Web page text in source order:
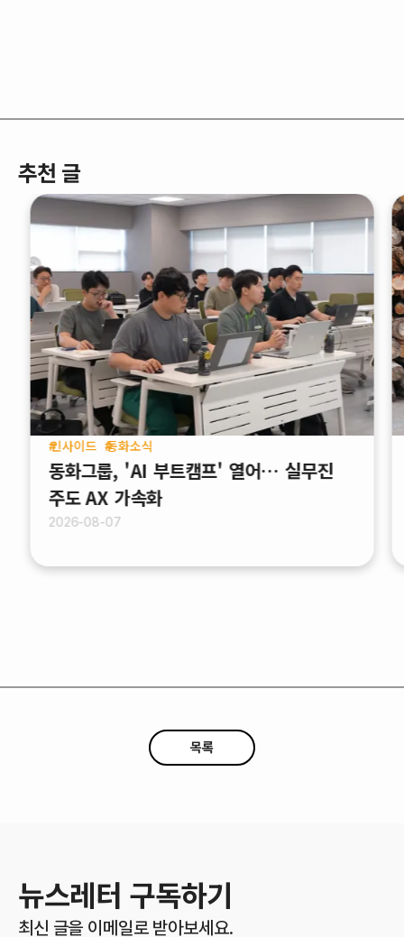
추천 글
인사이드 동화소식
동화그룹, 'AI 부트캠프' 열어… 실무진
주도 AX 가속화
2026-08-07
목록
뉴스레터 구독하기
최신 글을 이메일로 받아보세요.